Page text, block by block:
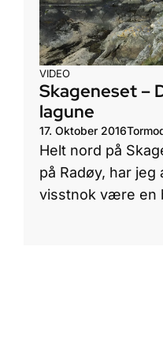
VIDEO
Skageneset –
lagune
17. Oktober 2016
Helt nord på
på Radøy, har
visstnok være en